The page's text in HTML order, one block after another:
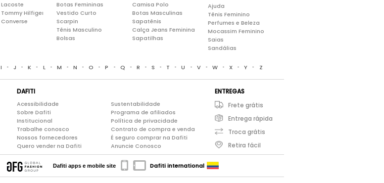
Lacoste
Tommy Hilfiger
Converse
Botas Femininas
Vestido Curto
Scarpin
Tênis Masculino
Bolsas
Camisa Polo
Botas Masculinas
Sapatênis
Calça Jeans Feminina
Sapatilhas
Ajuda
Tênis Feminino
Perfumes e Beleza
Mocassim Feminino
Saias
Sandálias
I • J • K • L • M • N • O • P • Q • R • S • T • U • V • W • X • Y • Z
DAFITI
Acessibilidade
Sobre Dafiti
Institucional
Trabalhe conosco
Nossos fornecedores
Quero vender na Dafiti
Sustentabilidade
Programa de afiliados
Política de privacidade
Contrato de compra e venda
É seguro comprar na Dafiti
Anuncie Conosco
ENTREGAS
Frete grátis
Entrega rápida
Troca grátis
Retira fácil
Dafiti apps e mobile site Dafiti international